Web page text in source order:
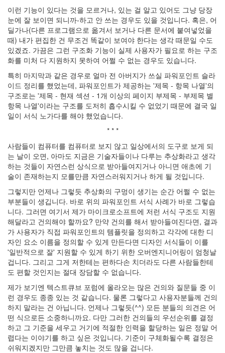
이런 기능이 있다는 것을 모르거나, 있는 걸 알고 있어도 그냥 당장
눈에 잘 보이면 되니까-하고 안 쓰는 경우도 있을 것입니다. 혹은, 어
딜가나(다른 프로그램으로 옮겨서 보거나 다른 문서에 붙여넣었을
때) 내가 편집한 건 무조건 똑같이 보여야 한다는 생각 때문일 수도
있겠죠. 가끔은 그런 구조화 기능이 실제 사용자가 필요로 하는 구조
화를 미처 다 지원하지 못하여 어쩔 수 없는 경우도 있습니다.
특히 마지막과 같은 경우로 얼마 전 아버지가 쓰실 파워포인트 슬라
이드 정리를 했었는데, 파워포인트가 제공하는 '제목 - 항목 나열'의
구조로는 '제목 - 현재 섹션 - 1개 이상의 페이지 부제목 - 부제목 별
항목 나열'이라는 구조를 도저히 흡수시킬 수 없었기 때문에 결국 일
일이 서식 노가다를 해야 했었습니다.
* * *
사람들이 컴퓨터를 컴퓨터로 보지 않고 일상에서의 도구로 보게 되
는 날이 오면, 아마도 지금은 기술자들이나 다루는 추상화라고 생각
하는 것들이 자연스런 상식으로 받아들여지거나 아니면 애초에 기
술이 존재하는지 모를만큼 자연스러워지거나 하게 될 것입니다.
그렇지만 언제나 그렇듯 추상화의 구멍이 생기는 순간 어쩔 수 없는
부분들이 생깁니다. 바로 위의 파워포인트 서식 사례가 바로 그렇습
니다. 그러면 여기서 제가 마이크로소프트에 저런 서식 구조도 지원
해달라고 건의해야 할까요? 만약 건의를 해서 받아들여진다면, 결과
가 사용자가 직접 파워포인트의 템플릿을 정의하고 각각에 대한 디
자인 요소 이름을 정의할 수 있게 만든다면 디자인 서식들이 이를
'일반적으로 잘' 지원할 수 있게 하기 위한 오버엔지니어링이 엄청날
겁니다. 그리고 그게 저한테는 편하다손 치더라도 다른 사람들한테
도 편할 것인지는 절대 장담할 수 없습니다.
제가 보기엔 텍스트큐브 포럼에 올라오는 많은 건의와 질문들 중 이
런 경우도 종종 있는 것 같습니다. 물론 그렇다고 사용자분들께 건의
하지 말라는 건 아닙니다. 언제나 그렇듯(^^) 모든 분들의 의견은 어
떤 식으로든 소중하니까요. 다만 그러한 건의들의 우선순위를 결정
하고 그 기준을 세우고 거기에 적절한 인력을 할당하는 일은 정말 어
렵다는 이야기를 하고 싶은 것입니다. 기준이 구체화될수록 결정은
쉬워지겠지만 그만큼 놓치는 것도 많을 겁니다.